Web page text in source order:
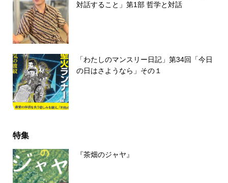
対話すること」第1部 哲学と対話
「わたしのマンスリー日記」第34回「今日
の日はさようなら」その１
特集
『茶畑のジャヤ』